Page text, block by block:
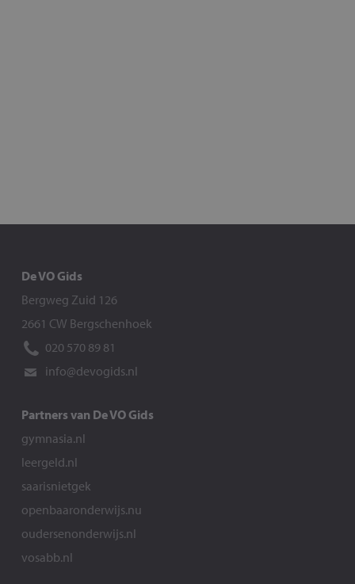
De VO Gids
Bergweg Zuid 126
2661 CW Bergschenhoek
020 570 89 81
info@devogids.nl
Partners van De VO Gids
gymnasia.nl
leergeld.nl
saarisnietgek
openbaaronderwijs.nu
oudersenonderwijs.nl
vosabb.nl